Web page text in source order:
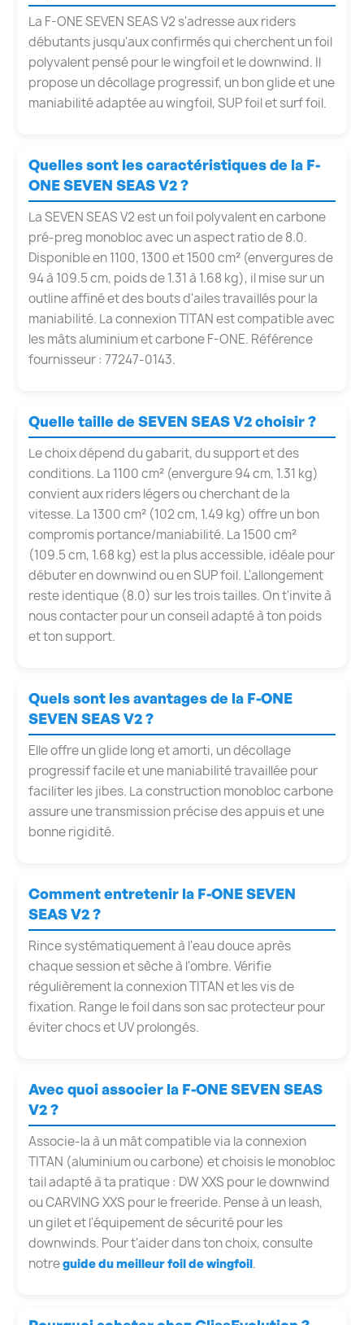
La F-ONE SEVEN SEAS V2 s'adresse aux riders
débutants jusqu'aux confirmés qui cherchent un foil
polyvalent pensé pour le wingfoil et le downwind. Il
propose un décollage progressif, un bon glide et une
maniabilité adaptée au wingfoil, SUP foil et surf foil.
Quelles sont les caractéristiques de la F-
ONE SEVEN SEAS V2 ?
La SEVEN SEAS V2 est un foil polyvalent en carbone
pré-preg monobloc avec un aspect ratio de 8.0.
Disponible en 1100, 1300 et 1500 cm² (envergures de
94 à 109.5 cm, poids de 1.31 à 1.68 kg), il mise sur un
outline affiné et des bouts d'ailes travaillés pour la
maniabilité. La connexion TITAN est compatible avec
les mâts aluminium et carbone F-ONE. Référence
fournisseur : 77247-0143.
Quelle taille de SEVEN SEAS V2 choisir ?
Le choix dépend du gabarit, du support et des
conditions. La 1100 cm² (envergure 94 cm, 1.31 kg)
convient aux riders légers ou cherchant de la
vitesse. La 1300 cm² (102 cm, 1.49 kg) offre un bon
compromis portance/maniabilité. La 1500 cm²
(109.5 cm, 1.68 kg) est la plus accessible, idéale pour
débuter en downwind ou en SUP foil. L'allongement
reste identique (8.0) sur les trois tailles. On t'invite à
nous contacter pour un conseil adapté à ton poids
et ton support.
Quels sont les avantages de la F-ONE
SEVEN SEAS V2 ?
Elle offre un glide long et amorti, un décollage
progressif facile et une maniabilité travaillée pour
faciliter les jibes. La construction monobloc carbone
assure une transmission précise des appuis et une
bonne rigidité.
Comment entretenir la F-ONE SEVEN
SEAS V2 ?
Rince systématiquement à l'eau douce après
chaque session et sèche à l'ombre. Vérifie
régulièrement la connexion TITAN et les vis de
fixation. Range le foil dans son sac protecteur pour
éviter chocs et UV prolongés.
Avec quoi associer la F-ONE SEVEN SEAS
V2 ?
Associe-la à un mât compatible via la connexion
TITAN (aluminium ou carbone) et choisis le monobloc
tail adapté à ta pratique : DW XXS pour le downwind
ou CARVING XXS pour le freeride. Pense à un leash,
un gilet et l'équipement de sécurité pour les
downwinds. Pour t'aider dans ton choix, consulte
notreguide du meilleur foil de wingfoil.